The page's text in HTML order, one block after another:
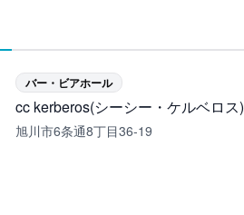
バー・ビアホール
cc kerberos(シーシー・ケルベロス)
旭川市6条通8丁目36-19